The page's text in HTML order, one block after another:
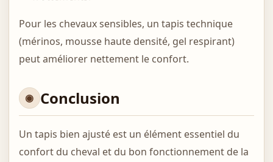
Pour les chevaux sensibles, un tapis technique
(mérinos, mousse haute densité, gel respirant)
peut améliorer nettement le confort.
Conclusion
Un tapis bien ajusté est un élément essentiel du
confort du cheval et du bon fonctionnement de la